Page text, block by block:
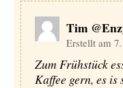
Tim
Erstellt am
Zum Frühstück
Kaffee gern, es is